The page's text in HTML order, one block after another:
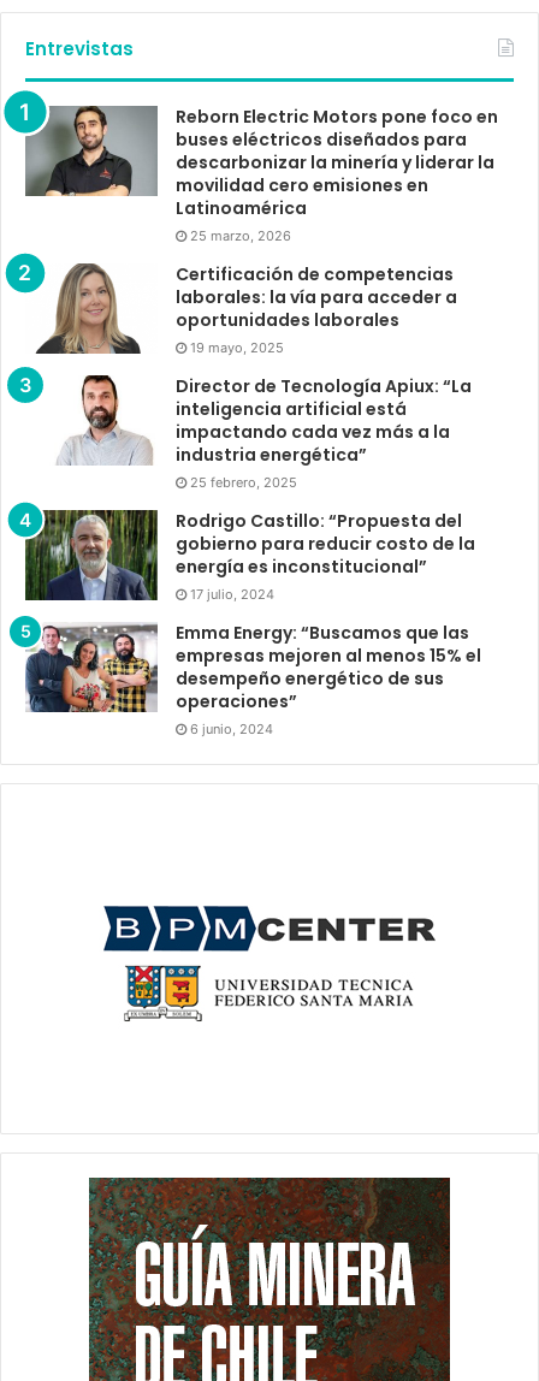
Entrevistas
Reborn Electric Motors pone foco en
buses eléctricos diseñados para
descarbonizar la minería y liderar la
movilidad cero emisiones en
Latinoamérica
25 marzo, 2026
Certificación de competencias
laborales: la vía para acceder a
oportunidades laborales
19 mayo, 2025
Director de Tecnología Apiux: “La
inteligencia artificial está
impactando cada vez más a la
industria energética”
25 febrero, 2025
Rodrigo Castillo: “Propuesta del
gobierno para reducir costo de la
energía es inconstitucional”
17 julio, 2024
Emma Energy: “Buscamos que las
empresas mejoren al menos 15% el
desempeño energético de sus
operaciones”
6 junio, 2024